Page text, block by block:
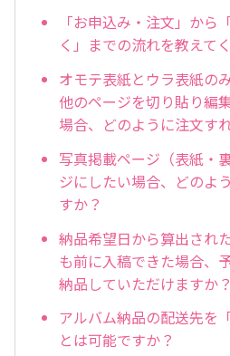
「お申込み・注文」から
く」までの流れを教えて
オモテ表紙とウラ表紙の
他のページを切り貼り編
場合、どのように注文す
写真掲載ページ（表紙・
ジにしたい場合、どのよ
すか？
納品希望日から算出され
も前に入稿できた場合、
納品していただけますか？
アルバム納品の配送先を
とは可能ですか？